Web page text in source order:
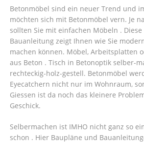
Betonmöbel sind ein neuer Trend und
möchten sich mit Betonmöbel vern. Je
sollten Sie mit einfachen Möbeln . Diese
Bauanleitung zeigt Ihnen wie Sie
machen können. Möbel, Arbeitsplatten
aus Beton . Tisch in Betonoptik selber-
rechteckig-holz-gestell. Betonmöbel
Eyecatchern nicht nur im Wohnraum,
Giessen ist da noch das kleinere
Geschick.
Selbermachen ist IMHO nicht ganz so
schon . Hier Baupläne und